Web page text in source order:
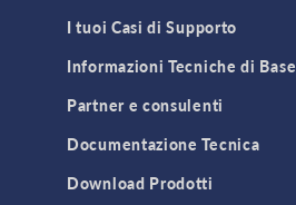
I tuoi Casi di Supporto
Informazioni Tecniche di Base
Partner e consulenti
Documentazione Tecnica
Download Prodotti